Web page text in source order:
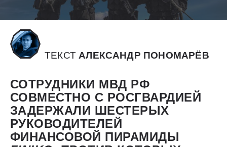
ТЕКСТ АЛЕКСАНДР ПОНОМАРЁВ
СОТРУДНИКИ МВД РФ
СОВМЕСТНО С РОСГВАРДИЕЙ
ЗАДЕРЖАЛИ ШЕСТЕРЫХ
РУКОВОДИТЕЛЕЙ
ФИНАНСОВОЙ ПИРАМИДЫ